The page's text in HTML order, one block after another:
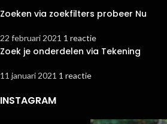
Zoeken via zoekfilters probeer Nu
22 februari 2021 1 reactie
Zoek je onderdelen via Tekening
11 januari 2021 1 reactie
INSTAGRAM